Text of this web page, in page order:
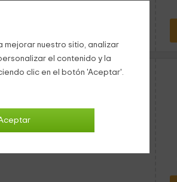
nuestro sitio, analizar
el contenido y la
clic en el botón 'Aceptar'.